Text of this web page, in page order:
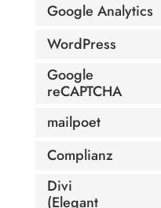
Google Analytics
WordPress
Google
reCAPTCHA
mailpoet
Complianz
Divi
(Elegant